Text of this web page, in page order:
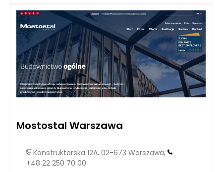
Mostostal Warszawa
Konstruktorska 12A, 02-673 Warszawa,
+48 22 250 70 00